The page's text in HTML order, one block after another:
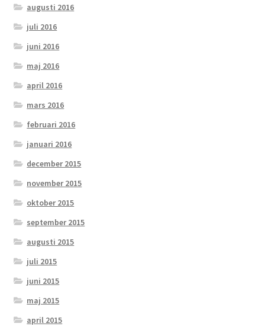
augusti 2016
juli 2016
juni 2016
maj 2016
april 2016
mars 2016
februari 2016
januari 2016
december 2015
november 2015
oktober 2015
september 2015
augusti 2015
juli 2015
juni 2015
maj 2015
april 2015